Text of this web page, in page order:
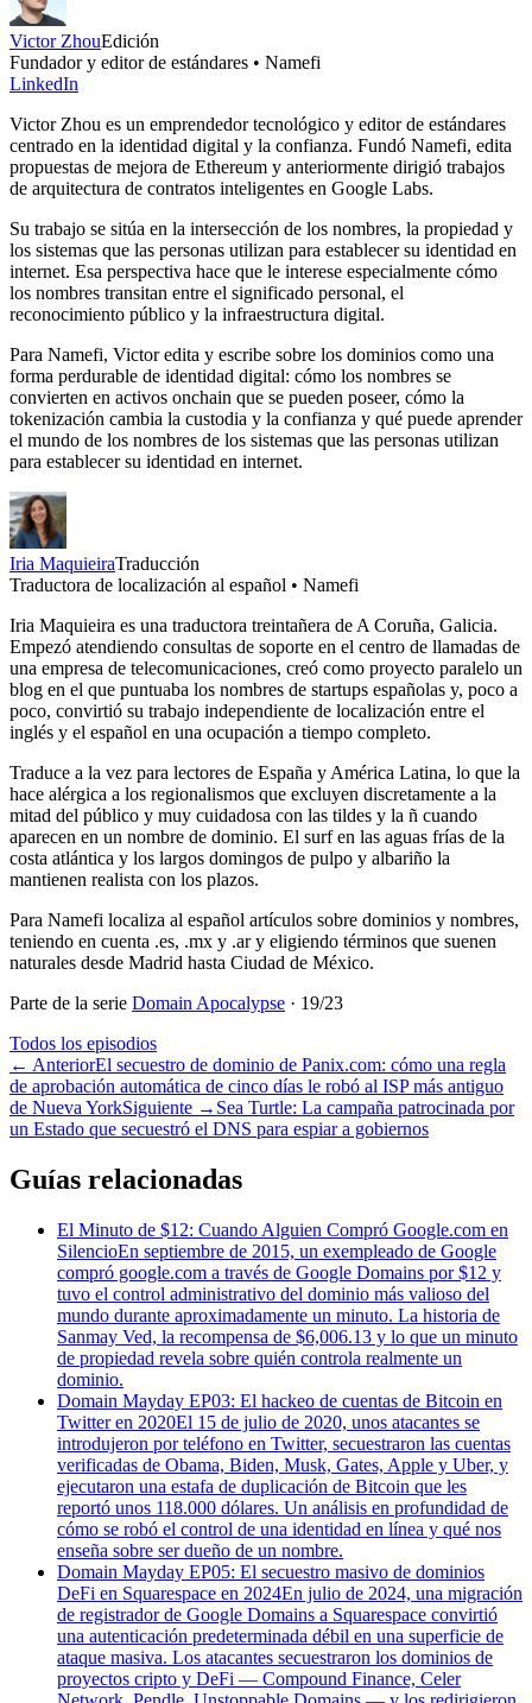
Victor ZhouEdición
Fundador y editor de estándares • Namefi
LinkedIn
Victor Zhou es un emprendedor tecnológico y editor de estándares
centrado en la identidad digital y la confianza. Fundó Namefi, edita
propuestas de mejora de Ethereum y anteriormente dirigió trabajos
de arquitectura de contratos inteligentes en Google Labs.
Su trabajo se sitúa en la intersección de los nombres, la propiedad y
los sistemas que las personas utilizan para establecer su identidad en
internet. Esa perspectiva hace que le interese especialmente cómo
los nombres transitan entre el significado personal, el
reconocimiento público y la infraestructura digital.
Para Namefi, Victor edita y escribe sobre los dominios como una
forma perdurable de identidad digital: cómo los nombres se
convierten en activos onchain que se pueden poseer, cómo la
tokenización cambia la custodia y la confianza y qué puede aprender
el mundo de los nombres de los sistemas que las personas utilizan
para establecer su identidad en internet.
Iria MaquieiraTraducción
Traductora de localización al español • Namefi
Iria Maquieira es una traductora treintañera de A Coruña, Galicia.
Empezó atendiendo consultas de soporte en el centro de llamadas de
una empresa de telecomunicaciones, creó como proyecto paralelo un
blog en el que puntuaba los nombres de startups españolas y, poco a
poco, convirtió su trabajo independiente de localización entre el
inglés y el español en una ocupación a tiempo completo.
Traduce a la vez para lectores de España y América Latina, lo que la
hace alérgica a los regionalismos que excluyen discretamente a la
mitad del público y muy cuidadosa con las tildes y la ñ cuando
aparecen en un nombre de dominio. El surf en las aguas frías de la
costa atlántica y los largos domingos de pulpo y albariño la
mantienen realista con los plazos.
Para Namefi localiza al español artículos sobre dominios y nombres,
teniendo en cuenta .es, .mx y .ar y eligiendo términos que suenen
naturales desde Madrid hasta Ciudad de México.
Parte de la serie Domain Apocalypse · 19/23
Todos los episodios
← AnteriorEl secuestro de dominio de Panix.com: cómo una regla
de aprobación automática de cinco días le robó al ISP más antiguo
de Nueva YorkSiguiente → Sea Turtle: La campaña patrocinada por
un Estado que secuestró el DNS para espiar a gobiernos
Guías relacionadas
El Minuto de $12: Cuando Alguien Compró Google.com en
SilencioEn septiembre de 2015, un exempleado de Google
compró google.com a través de Google Domains por $12 y
tuvo el control administrativo del dominio más valioso del
mundo durante aproximadamente un minuto. La historia de
Sanmay Ved, la recompensa de $6,006.13 y lo que un minuto
de propiedad revela sobre quién controla realmente un
dominio.
Domain Mayday EP03: El hackeo de cuentas de Bitcoin en
Twitter en 2020El 15 de julio de 2020, unos atacantes se
introdujeron por teléfono en Twitter, secuestraron las cuentas
verificadas de Obama, Biden, Musk, Gates, Apple y Uber, y
ejecutaron una estafa de duplicación de Bitcoin que les
reportó unos 118.000 dólares. Un análisis en profundidad de
cómo se robó el control de una identidad en línea y qué nos
enseña sobre ser dueño de un nombre.
Domain Mayday EP05: El secuestro masivo de dominios
DeFi en Squarespace en 2024En julio de 2024, una migración
de registrador de Google Domains a Squarespace convirtió
una autenticación predeterminada débil en una superficie de
ataque masiva. Los atacantes secuestraron los dominios de
proyectos cripto y DeFi — Compound Finance, Celer